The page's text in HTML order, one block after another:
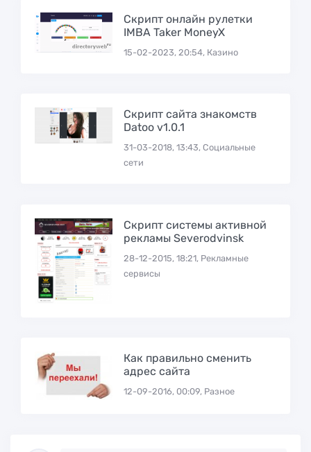
Скрипт онлайн рулетки
IMBA Taker MoneyX
15-02-2023, 20:54, Казино
Скрипт сайта знакомств
Datoo v1.0.1
31-03-2018, 13:43, Социальные
сети
Скрипт системы активной
рекламы Severodvinsk
28-12-2015, 18:21, Рекламные
сервисы
Как правильно сменить
адрес сайта
12-09-2016, 00:09, Разное